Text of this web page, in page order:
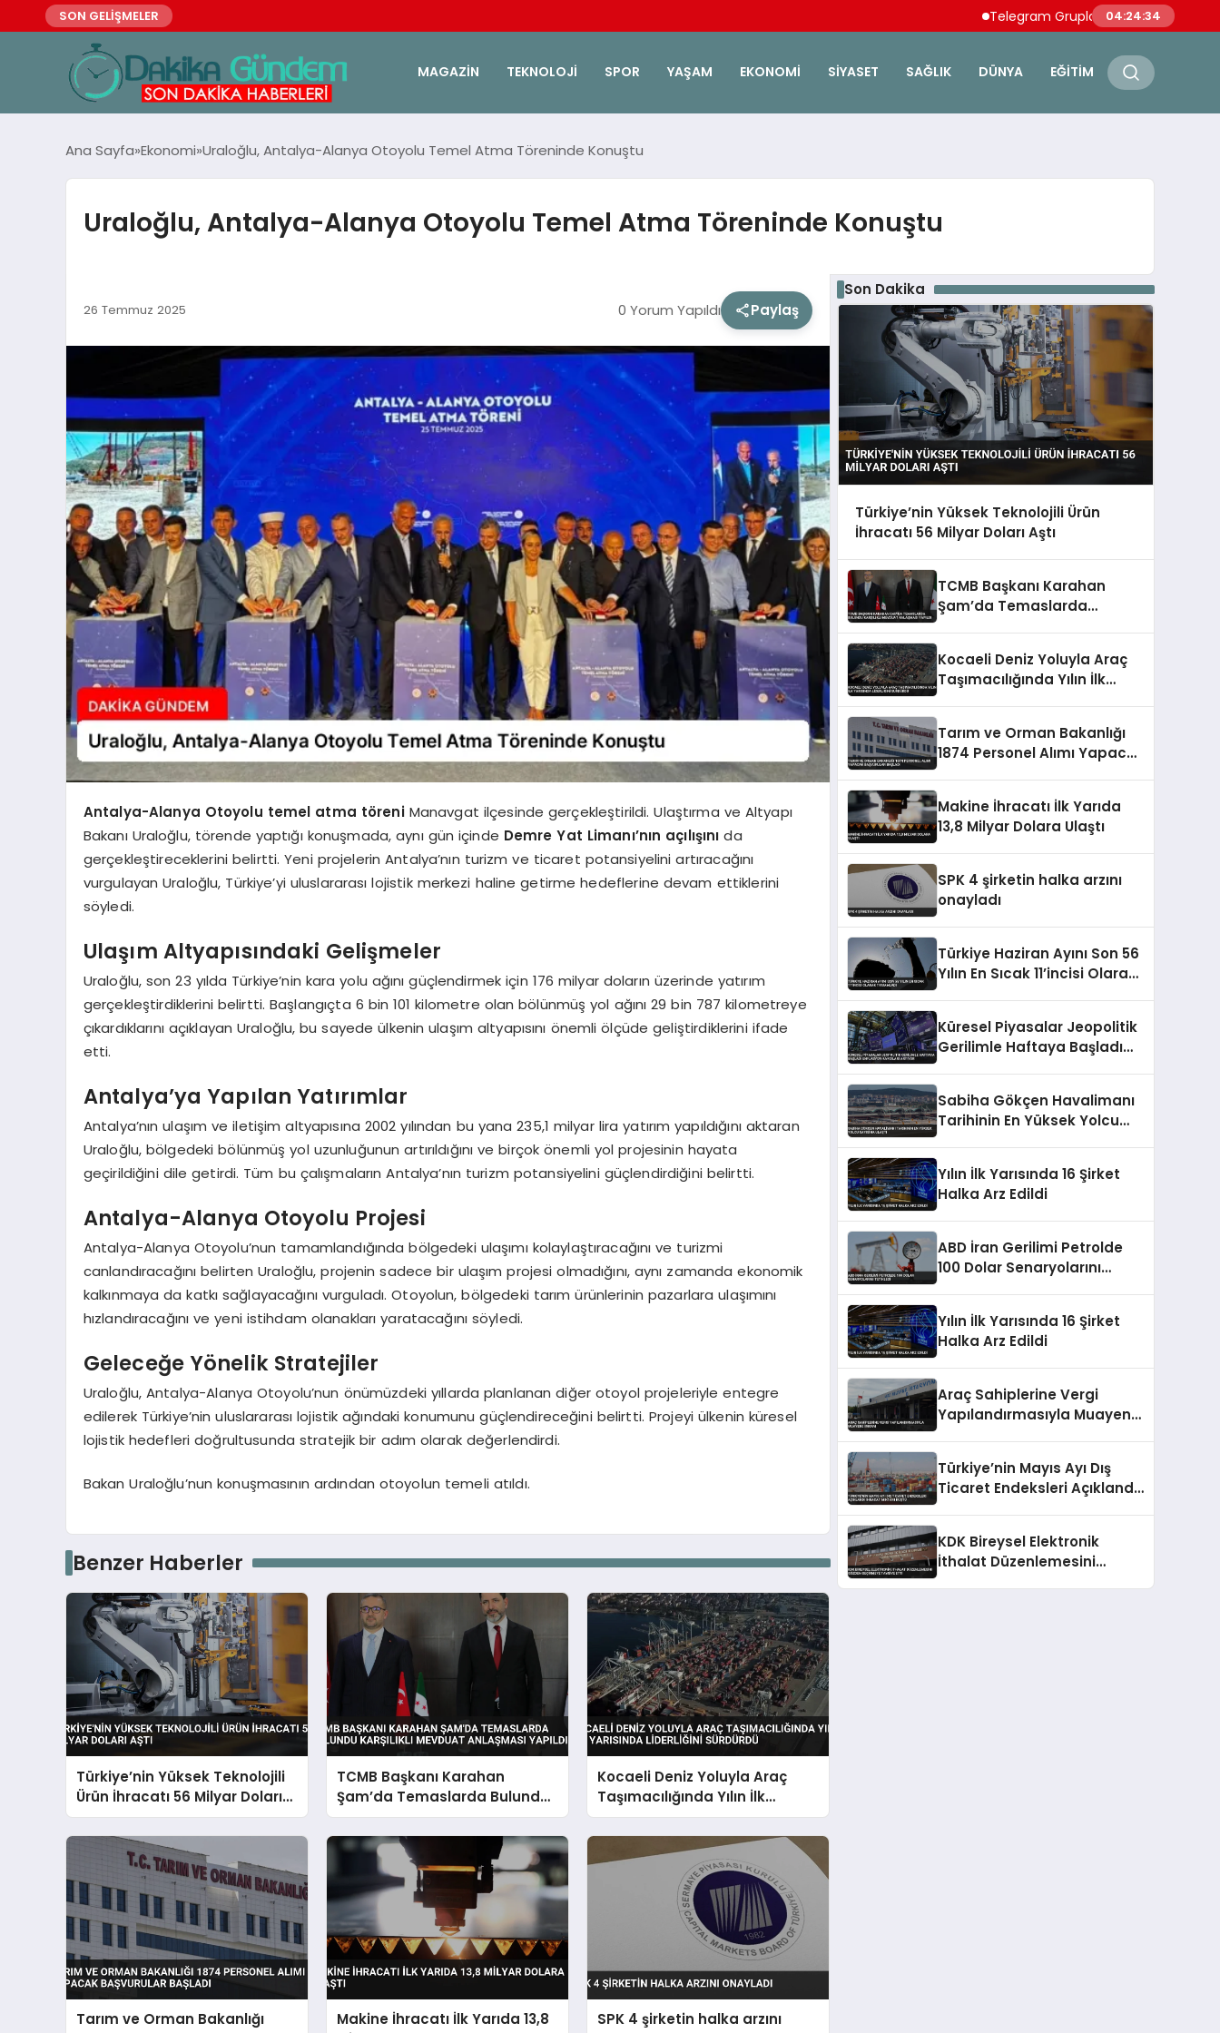
SON GELİŞMELER Telegram Grupları İçin Pratik Rehber:
04:24:35
MAGAZIN TEKNOLOJI SPOR YAŞAM EKONOMI SIYASET SAĞLIK DÜNYA EĞITIM
Ana Sayfa Ekonomi Uraloğlu, Antalya-Alanya Otoyolu Temel Atma Töreninde Konuştu
Uraloğlu, Antalya-Alanya Otoyolu Temel Atma Töreninde Konuştu
26 Temmuz 2025 0 Yorum Yapıldı Paylaş
Antalya-Alanya Otoyolu temel atma töreniManavgat ilçesinde gerçekleştirildi. Ulaştırma ve Altyapı
Bakanı Uraloğlu, törende yaptığı konuşmada, aynı gün içinde Demre Yat Limanı’nın açılışını da
gerçekleştireceklerini belirtti. Yeni projelerin Antalya’nın turizm ve ticaret potansiyelini artıracağını
vurgulayan Uraloğlu, Türkiye’yi uluslararası lojistik merkezi haline getirme hedeflerine devam ettiklerini
söyledi.
Ulaşım Altyapısındaki Gelişmeler
Uraloğlu, son 23 yılda Türkiye’nin kara yolu ağını güçlendirmek için 176 milyar doların üzerinde yatırım
gerçekleştirdiklerini belirtti. Başlangıçta 6 bin 101 kilometre olan bölünmüş yol ağını 29 bin 787 kilometreye
çıkardıklarını açıklayan Uraloğlu, bu sayede ülkenin ulaşım altyapısını önemli ölçüde geliştirdiklerini ifade
etti.
Antalya’ya Yapılan Yatırımlar
Antalya’nın ulaşım ve iletişim altyapısına 2002 yılından bu yana 235,1 milyar lira yatırım yapıldığını aktaran
Uraloğlu, bölgedeki bölünmüş yol uzunluğunun artırıldığını ve birçok önemli yol projesinin hayata
geçirildiğini dile getirdi. Tüm bu çalışmaların Antalya’nın turizm potansiyelini güçlendirdiğini belirtti.
Antalya-Alanya Otoyolu Projesi
Antalya-Alanya Otoyolu’nun tamamlandığında bölgedeki ulaşımı kolaylaştıracağını ve turizmi
canlandıracağını belirten Uraloğlu, projenin sadece bir ulaşım projesi olmadığını, aynı zamanda ekonomik
kalkınmaya da katkı sağlayacağını vurguladı. Otoyolun, bölgedeki tarım ürünlerinin pazarlara ulaşımını
hızlandıracağını ve yeni istihdam olanakları yaratacağını söyledi.
Geleceğe Yönelik Stratejiler
Uraloğlu, Antalya-Alanya Otoyolu’nun önümüzdeki yıllarda planlanan diğer otoyol projeleriyle entegre
edilerek Türkiye’nin uluslararası lojistik ağındaki konumunu güçlendireceğini belirtti. Projeyi ülkenin küresel
lojistik hedefleri doğrultusunda stratejik bir adım olarak değerlendirdi.
Bakan Uraloğlu’nun konuşmasının ardından otoyolun temeli atıldı.
Benzer Haberler
Türkiye’nin Yüksek Teknolojili
Ürün İhracatı 56 Milyar Doları
Aştı
TCMB Başkanı Karahan
Şam’da Temaslarda Bulundu
Karşılıklı Mevduat Anlaşması
Yapıldı
Kocaeli Deniz Yoluyla Araç
Taşımacılığında Yılın İlk
Yarısında Liderliğini Sürdürdü
Tarım ve Orman Bakanlığı
Makine İhracatı İlk Yarıda 13,8
SPK 4 şirketin halka arzını
Son Dakika
Türkiye’nin Yüksek Teknolojili Ürün
İhracatı 56 Milyar Doları Aştı
TCMB Başkanı Karahan
Şam’da Temaslarda
Kocaeli Deniz Yoluyla Araç
Taşımacılığında Yılın İlk
Tarım ve Orman Bakanlığı
1874 Personel Alımı Yapacak
Makine İhracatı İlk Yarıda
13,8 Milyar Dolara Ulaştı
SPK 4 şirketin halka arzını
onayladı
Türkiye Haziran Ayını Son 56
Yılın En Sıcak 11’incisi Olarak
Küresel Piyasalar Jeopolitik
Gerilimle Haftaya Başladı
Sabiha Gökçen Havalimanı
Tarihinin En Yüksek Yolcu
Yılın İlk Yarısında 16 Şirket
Halka Arz Edildi
ABD İran Gerilimi Petrolde
100 Dolar Senaryolarını
Yılın İlk Yarısında 16 Şirket
Halka Arz Edildi
Araç Sahiplerine Vergi
Yapılandırmasıyla Muayene
Türkiye’nin Mayıs Ayı Dış
Ticaret Endeksleri Açıklandı
KDK Bireysel Elektronik
İthalat Düzenlemesini